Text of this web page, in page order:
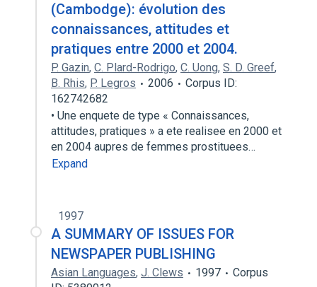
(Cambodge): évolution des
connaissances, attitudes et
pratiques entre 2000 et 2004.
P. Gazin, C. Plard-Rodrigo, C. Uong, S. D. Greef,
B. Rhis, P. Legros 2006
Corpus ID:
162742682
• Une enquete de type « Connaissances,
attitudes, pratiques » a ete realisee en 2000 et
en 2004 aupres de femmes prostituees…
Expand
1997
A SUMMARY OF ISSUES FOR
NEWSPAPER PUBLISHING
Asian Languages, J. Clews 1997
Corpus